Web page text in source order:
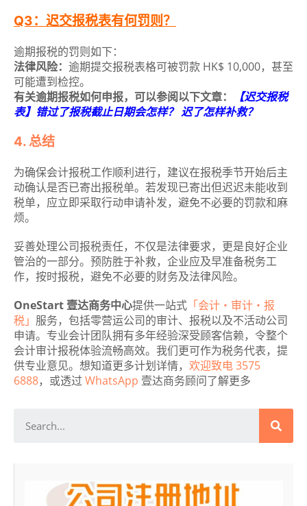
Q3：迟交报税表有何罚则？
逾期报税的罚则如下：
法律风险： 逾期提交报税表格可被罚款 HK$ 10,000，甚至
可能遭到检控。
有关逾期报税如何申报，可以参阅以下文章：
【迟交报税
表】错过了报税截止日期会怎样？ 迟了怎样补救？
4. 总结
为确保会计报税工作顺利进行，建议在报税季节开始后主
动确认是否已寄出报税单。若发现已寄出但迟迟未能收到
税单，应立即采取行动申请补发，避免不必要的罚款和麻
烦。
妥善处理公司报税责任，不仅是法律要求，更是良好企业
管治的一部分。预防胜于补救，企业应及早准备税务工
作，按时报税，避免不必要的财务及法律风险。
OneStart 壹达商务中心提供一站式 「会计‧审计‧报
税」 服务，包括零营运公司的审计、报税以及不活动公司
申请。专业会计团队拥有多年经验深受顾客信赖，令整个
会计审计报税体验流畅高效。我们更可作为税务代表，提
供专业意见。想知道更多计划详情， 欢迎致电 3575
6888，或透过 WhatsApp 壹达商务顾问了解更多